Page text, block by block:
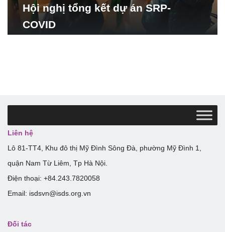
Hội nghị tổng kết dự án SRP-
COVID
Liên hệ
Lô 81-TT4, Khu đô thị Mỹ Đình Sông Đà, phường Mỹ Đình 1,
quận Nam Từ Liêm, Tp Hà Nội.
Điện thoại: +84.243.7820058
Email: isdsvn@isds.org.vn
Đối tác